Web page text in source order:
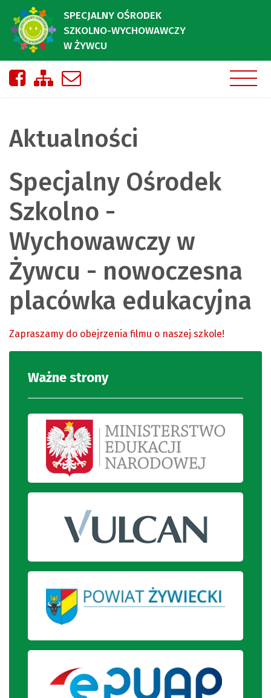
SPECJALNY OŚRODEK
SZKOLNO-WYCHOWAWCZY
W ŻYWCU
Nasza strona na Facebooku
Zobacz mapę strony
Aktualności
Specjalny Ośrodek
Szkolno -
Wychowawczy w
Żywcu - nowoczesna
placówka edukacyjna
Zapraszamy do obejrzenia filmu o naszej szkole!
Ważne strony